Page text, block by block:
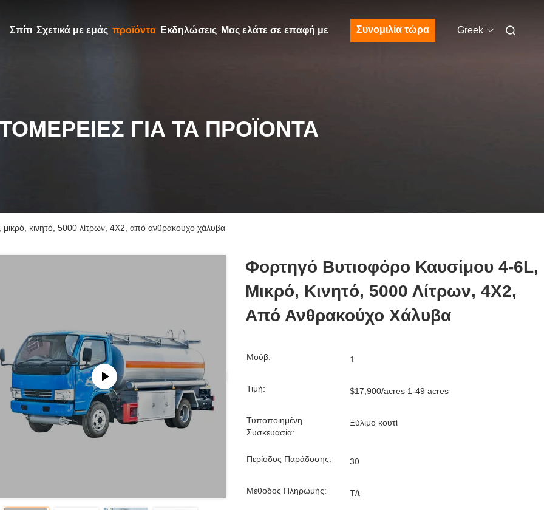
Σπίτι Σχετικά με εμάς προϊόντα Εκδηλώσεις Μας ελάτε σε επαφή με Συνομιλία τώρα Greek
ΓΙΑ ΤΑ ΠΡΟΪΌΝΤΑ
κινητό, 5000 λίτρων, 4X2, από ανθρακούχο χάλυβα
Φορτηγό Βυτιοφόρο Καυσίμου 4-6L,
Μικρό, Κινητό, 5000 Λίτρων, 4X2,
Από Ανθρακούχο Χάλυβα
Μούβ: 1
Τιμή: $17,900/acres 1-49 acres
Τυποποιημένη
Συσκευασία:
Ξύλιμο κουτί
Περίοδος Παράδοσης: 30
Μέθοδος Πληρωμής: T/t